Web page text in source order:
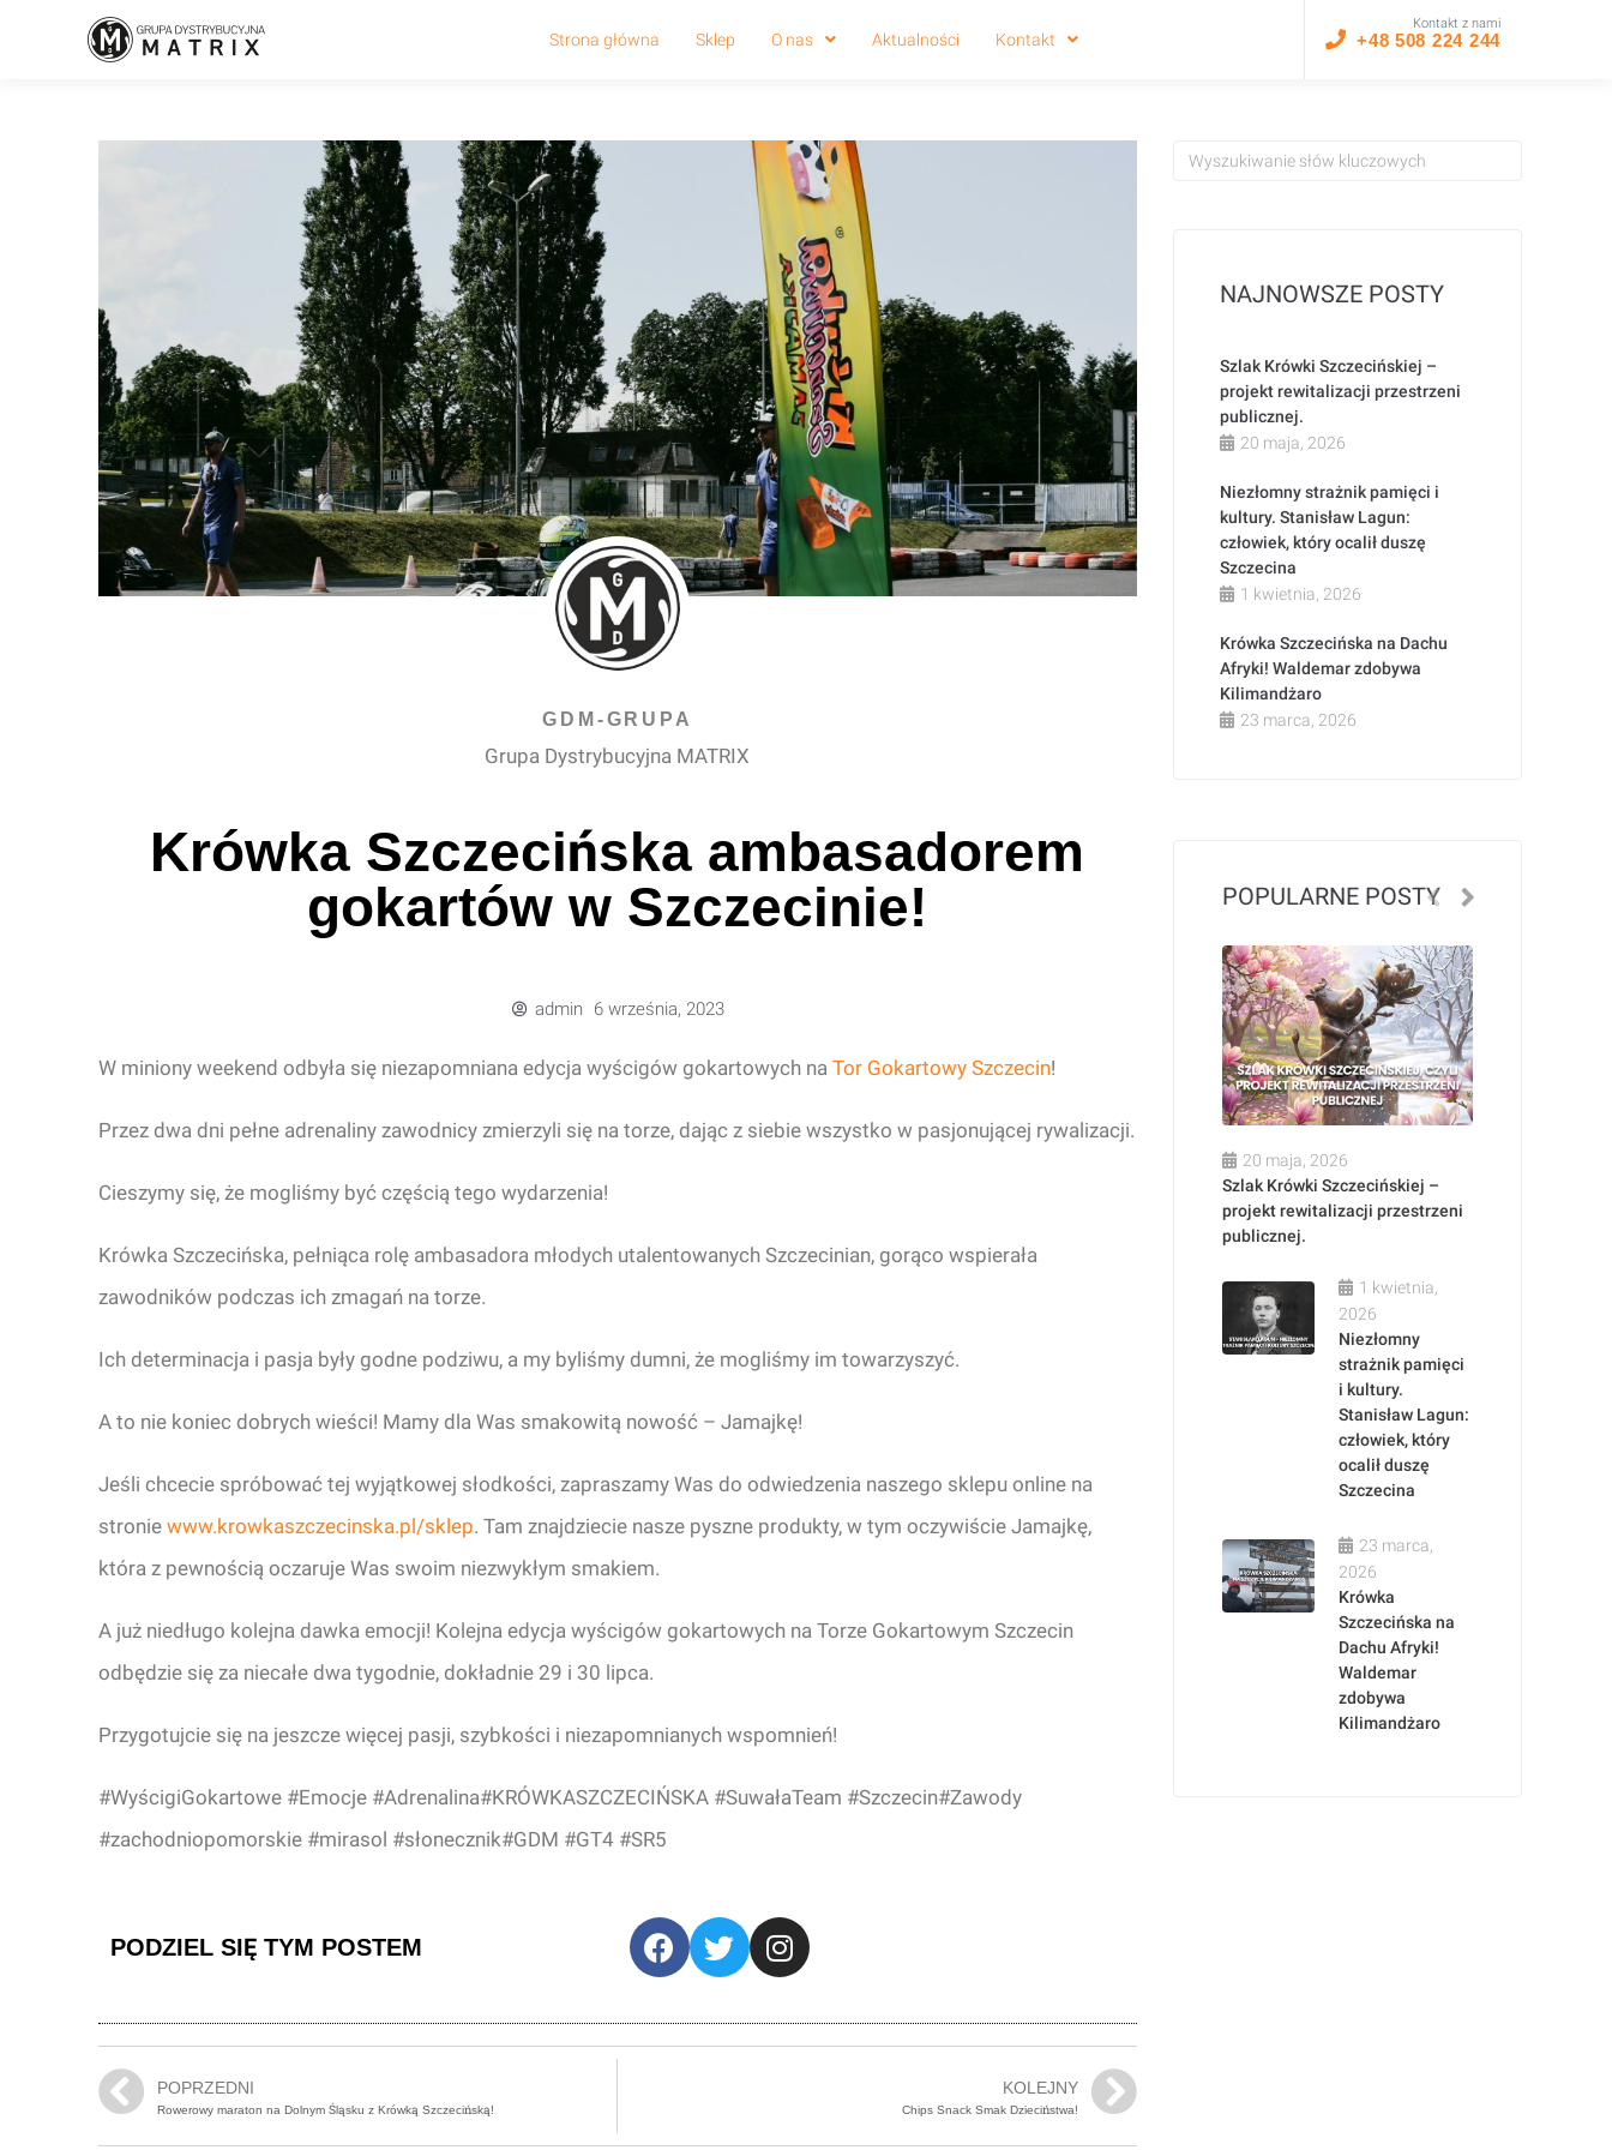
Strona główna Sklep O nas Aktualności Kontakt
Kontakt z nami
+48 508 224 244
Home Krówka Szczecińska ambasadorem gokartów w Szczecinie!
GDM-GRUPA
Grupa Dystrybucyjna MATRIX
Krówka Szczecińska ambasadorem
gokartów w Szczecinie!
admin 6 września, 2023
W miniony weekend odbyła się niezapomniana edycja wyścigów gokartowych na Tor Gokartowy Szczecin!
Przez dwa dni pełne adrenaliny zawodnicy zmierzyli się na torze, dając z siebie wszystko w pasjonującej rywalizacji.
Cieszymy się, że mogliśmy być częścią tego wydarzenia!
Krówka Szczecińska, pełniąca rolę ambasadora młodych utalentowanych Szczecinian, gorąco wspierała
zawodników podczas ich zmagań na torze.
Ich determinacja i pasja były godne podziwu, a my byliśmy dumni, że mogliśmy im towarzyszyć.
A to nie koniec dobrych wieści! Mamy dla Was smakowitą nowość – Jamajkę!
Jeśli chcecie spróbować tej wyjątkowej słodkości, zapraszamy Was do odwiedzenia naszego sklepu online na
stronie www.krowkaszczecinska.pl/sklep. Tam znajdziecie nasze pyszne produkty, w tym oczywiście Jamajkę,
która z pewnością oczaruje Was swoim niezwykłym smakiem.
A już niedługo kolejna dawka emocji! Kolejna edycja wyścigów gokartowych na Torze Gokartowym Szczecin
odbędzie się za niecałe dwa tygodnie, dokładnie 29 i 30 lipca.
Przygotujcie się na jeszcze więcej pasji, szybkości i niezapomnianych wspomnień!
#WyścigiGokartowe #Emocje #Adrenalina#KRÓWKASZCZECIŃSKA #SuwałaTeam #Szczecin#Zawody
#zachodniopomorskie #mirasol #słonecznik#GDM #GT4 #SR5
PODZIEL SIĘ TYM POSTEM
POPRZEDNI
Rowerowy maraton na Dolnym Śląsku z Krówką Szczecińską!
KOLEJNY
Chips Snack Smak Dzieciństwa!
NAJNOWSZE POSTY
Szlak Krówki Szczecińskiej –
projekt rewitalizacji przestrzeni
publicznej.
20 maja, 2026
Niezłomny strażnik pamięci i
kultury. Stanisław Lagun:
człowiek, który ocalił duszę
Szczecina
1 kwietnia, 2026
Krówka Szczecińska na Dachu
Afryki! Waldemar zdobywa
Kilimandżaro
23 marca, 2026
POPULARNE POSTY
20 maja, 2026
Szlak Krówki Szczecińskiej –
projekt rewitalizacji przestrzeni
publicznej.
1 kwietnia,
2026
Niezłomny
strażnik pamięci
i kultury.
Stanisław Lagun:
człowiek, który
ocalił duszę
Szczecina
23 marca,
2026
Krówka
Szczecińska na
Dachu Afryki!
Waldemar
zdobywa
Kilimandżaro